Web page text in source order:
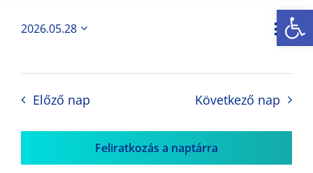
Nap
2026.05.28
Előző nap Következő nap
Feliratkozás a naptárra